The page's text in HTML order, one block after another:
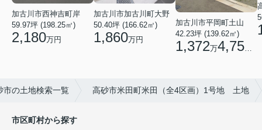
加古川市西神吉町岸
59.97坪 (198.25㎡)
2,180万円
加古川市加古川町大野
50.40坪 (166.62㎡)
1,860万円
加古川市平岡町土山
42.23坪 (139.62㎡)
1,372万4,750
市の土地検索一覧 高砂市米田町米田（全4区画）1号地 土地
市区町村から探す